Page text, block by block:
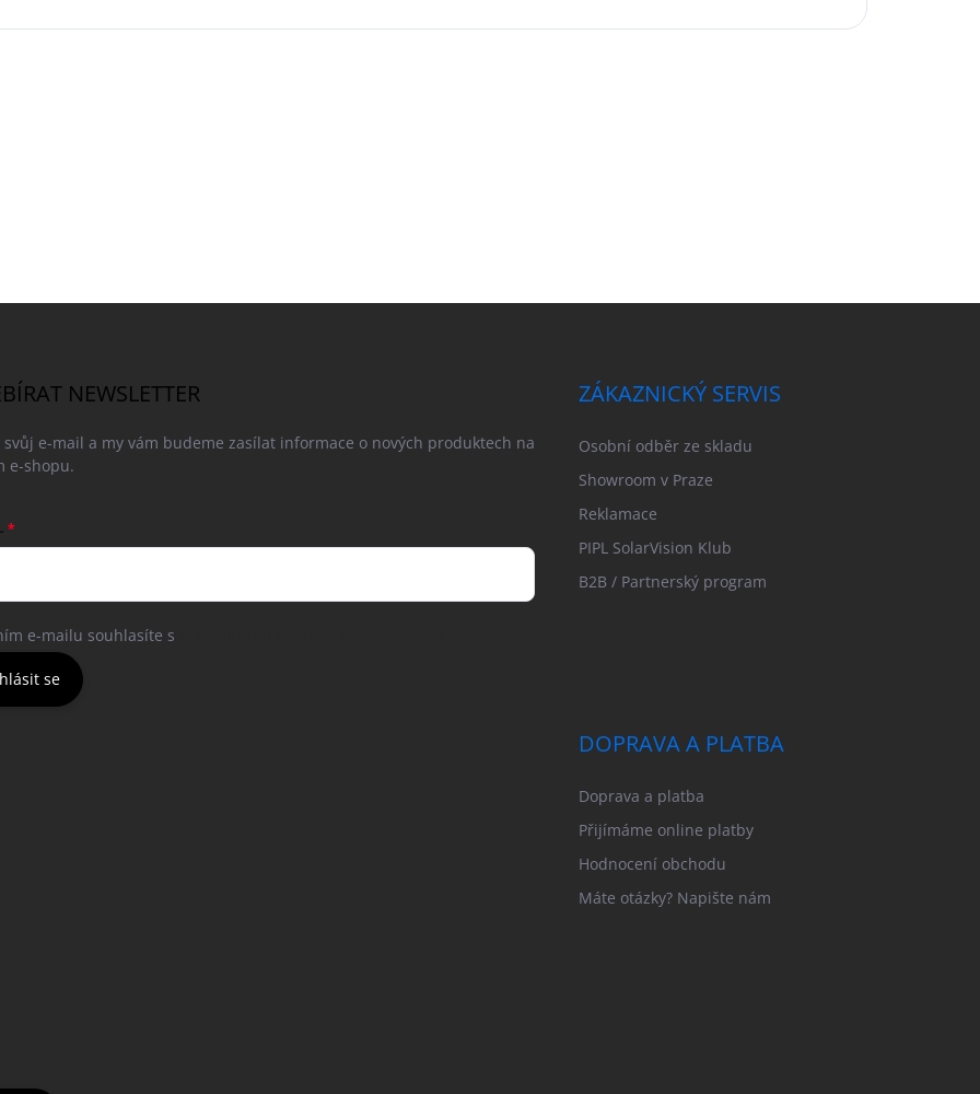
NEWSLETTER
svůj e-mail a my vám budeme zasílat informace o nových produktech na
e-shopu.
e-mailu souhlasíte s
se
ZÁKAZNICKÝ SERVIS
Osobní odběr ze skladu
Showroom v Praze
Reklamace
PIPL SolarVision Klub
B2B / Partnerský program
DOPRAVA A PLATBA
Doprava a platba
Přijímáme online platby
Hodnocení obchodu
Máte otázky? Napište nám